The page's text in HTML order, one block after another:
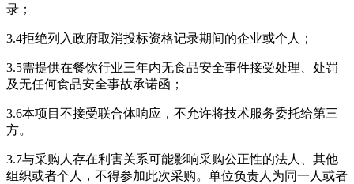
录；
3.4拒绝列入政府取消投标资格记录期间的企业或个人；
3.5需提供在餐饮行业三年内无食品安全事件接受处理、处罚
及无任何食品安全事故承诺函；
3.6本项目不接受联合体响应，不允许将技术服务委托给第三
方。
3.7与采购人存在利害关系可能影响采购公正性的法人、其他
组织或者个人，不得参加此次采购。单位负责人为同一人或者